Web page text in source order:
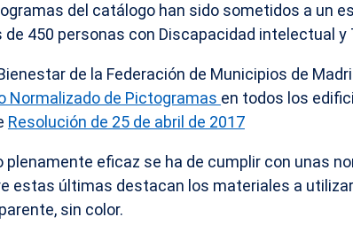
del catálogo han sido sometidos a un
450 personas con Discapacidad intelectual y
de la Federación de Municipios de
Normalizado de Pictogramas en todos los
Resolución de 25 de abril de 2017
plenamente eficaz se ha de cumplir con unas
estas últimas destacan los materiales a
sin color.